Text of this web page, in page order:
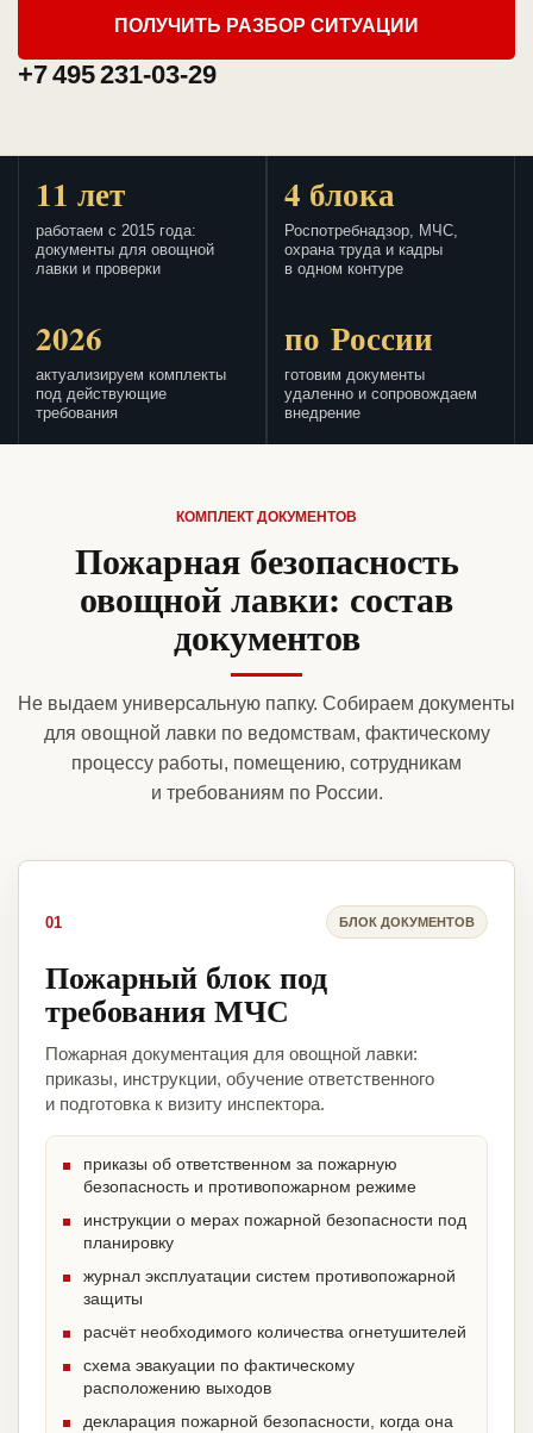
ПОЛУЧИТЬ РАЗБОР СИТУАЦИИ
+7 495 231-03-29
11 лет
работаем с 2015 года:
документы для овощной
лавки и проверки
4 блока
Роспотребнадзор, МЧС,
охрана труда и кадры
в одном контуре
2026
актуализируем комплекты
под действующие
требования
по России
готовим документы
удаленно и сопровождаем
внедрение
КОМПЛЕКТ ДОКУМЕНТОВ
Пожарная безопасность
овощной лавки: состав
документов
Не выдаем универсальную папку. Собираем документы
для овощной лавки по ведомствам, фактическому
процессу работы, помещению, сотрудникам
и требованиям по России.
01 БЛОК ДОКУМЕНТОВ
Пожарный блок под
требования МЧС
Пожарная документация для овощной лавки:
приказы, инструкции, обучение ответственного
и подготовка к визиту инспектора.
приказы об ответственном за пожарную
безопасность и противопожарном режиме
инструкции о мерах пожарной безопасности под
планировку
журнал эксплуатации систем противопожарной
защиты
расчёт необходимого количества огнетушителей
схема эвакуации по фактическому
расположению выходов
декларация пожарной безопасности, когда она